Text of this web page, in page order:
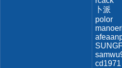
卜派
polor
cd1971